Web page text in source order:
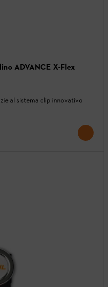
ADVANCE X-Flex
al sistema clip innovativo